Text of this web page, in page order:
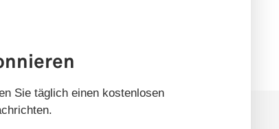
Sie täglich einen kostenlosen